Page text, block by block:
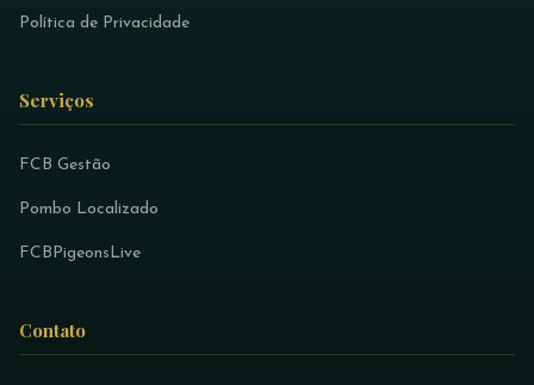
Política de Privacidade
Serviços
FCB Gestão
Pombo Localizado
FCBPigeonsLive
Contato